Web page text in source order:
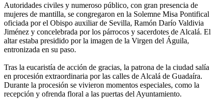
Autoridades civiles y numeroso público, con gran presencia de
mujeres de mantilla, se congregaron en la Solemne Misa Pontifical
oficiada por el Obispo auxiliar de Sevilla, Ramón Darío Valdivia
Jiménez y concelebrada por los párrocos y sacerdotes de Alcalá. El
altar estaba presidido por la imagen de la Virgen del Águila,
entronizada en su paso.
Tras la eucaristía de acción de gracias, la patrona de la ciudad salía
en procesión extraordinaria por las calles de Alcalá de Guadaíra.
Durante la procesión se vivieron momentos especiales, como la
recepción y ofrenda floral a las puertas del Ayuntamiento.